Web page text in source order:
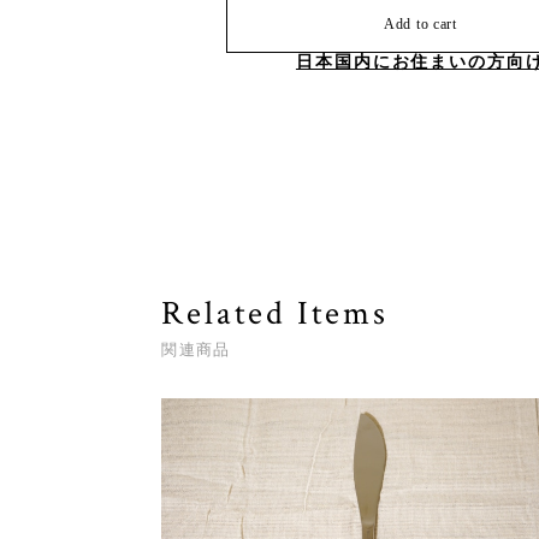
Add to cart
日本国内にお住まいの方向
Related Items
関連商品